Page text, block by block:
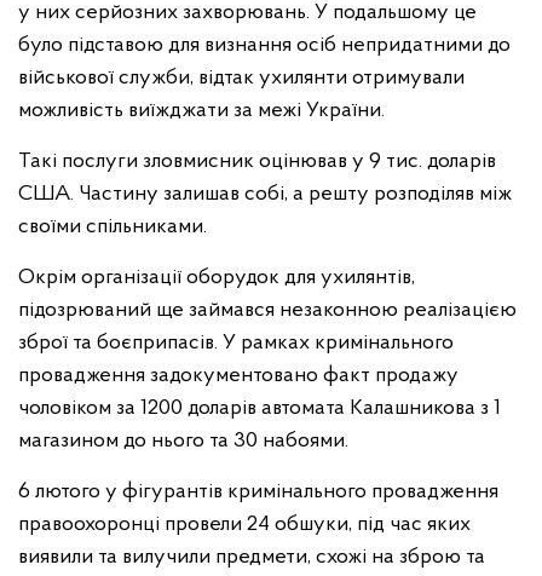
у них серйозних захворювань. У подальшому це
було підставою для визнання осіб непридатними до
військової служби, відтак ухилянти отримували
можливість виїжджати за межі України.
Такі послуги зловмисник оцінював у 9 тис. доларів
США. Частину залишав собі, а решту розподіляв між
своїми спільниками.
Окрім організації оборудок для ухилянтів,
підозрюваний ще займався незаконною реалізацією
зброї та боєприпасів. У рамках кримінального
провадження задокументовано факт продажу
чоловіком за 1200 доларів автомата Калашникова з 1
магазином до нього та 30 набоями.
6 лютого у фігурантів кримінального провадження
правоохоронці провели 24 обшуки, під час яких
виявили та вилучили предмети, схожі на зброю та